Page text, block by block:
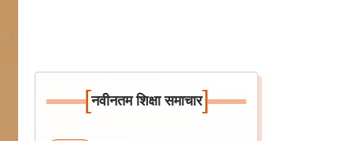
[नवीनतम शिक्षा समाचार]